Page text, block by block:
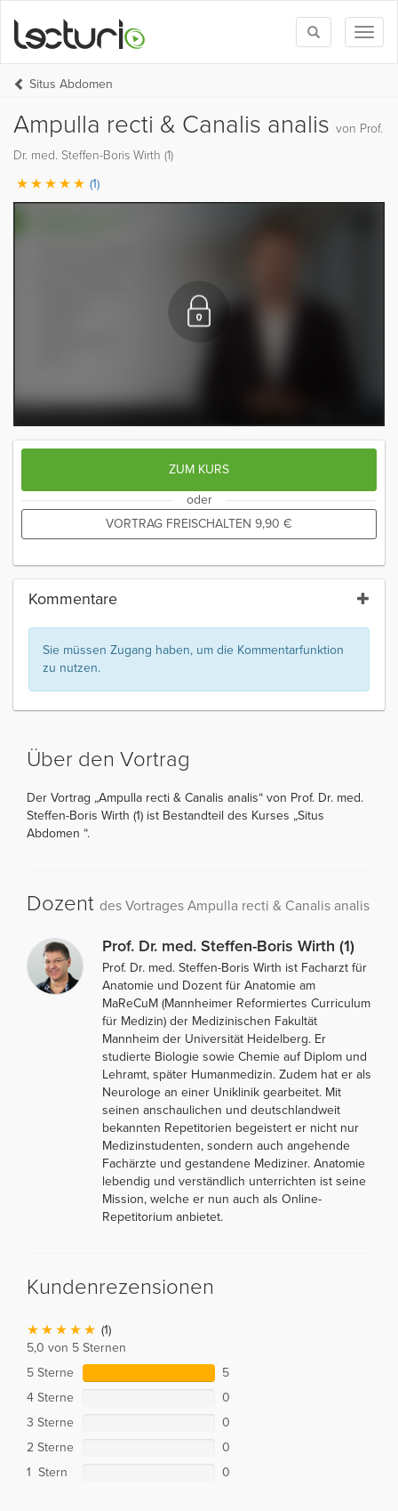
Toggle
search
Situs Abdomen
Ampulla recti & Canalis analis von Prof.
Dr. med. Steffen-Boris Wirth (1)
(1)
ZUM KURS
oder
VORTRAG FREISCHALTEN 9,90 €
Kommentare
Sie müssen Zugang haben, um die Kommentarfunktion
zu nutzen.
Über den Vortrag
Der Vortrag „Ampulla recti & Canalis analis“ von Prof. Dr. med.
Steffen-Boris Wirth (1) ist Bestandteil des Kurses „Situs
Abdomen “.
Dozent des Vortrages Ampulla recti & Canalis analis
Prof. Dr. med. Steffen-Boris Wirth (1)
Prof. Dr. med. Steffen-Boris Wirth ist Facharzt für
Anatomie und Dozent für Anatomie am
MaReCuM (Mannheimer Reformiertes Curriculum
für Medizin) der Medizinischen Fakultät
Mannheim der Universität Heidelberg. Er
studierte Biologie sowie Chemie auf Diplom und
Lehramt, später Humanmedizin. Zudem hat er als
Neurologe an einer Uniklinik gearbeitet. Mit
seinen anschaulichen und deutschlandweit
bekannten Repetitorien begeistert er nicht nur
Medizinstudenten, sondern auch angehende
Fachärzte und gestandene Mediziner. Anatomie
lebendig und verständlich unterrichten ist seine
Mission, welche er nun auch als Online-
Repetitorium anbietet.
Kundenrezensionen
(1)
5,0 von 5 Sternen
5 Sterne
5
4 Sterne
0
3 Sterne
0
2 Sterne
0
1 Stern
0